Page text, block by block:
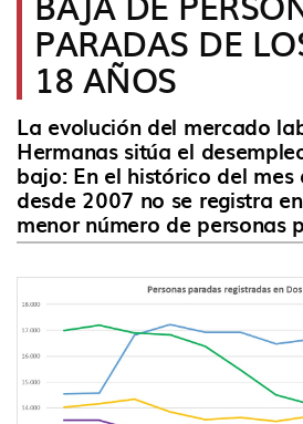
PARADAS DE
18 AÑOS
La evolución del mercado
Hermanas sitúa el
bajo: En el histórico del mes
desde 2007 no se registra
menor número de personas